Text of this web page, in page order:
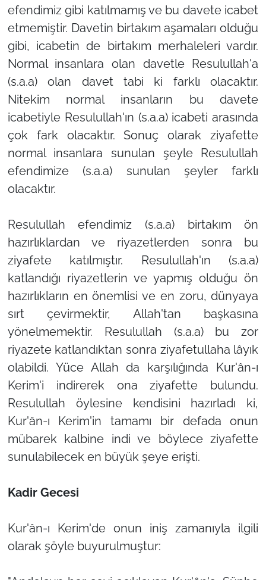
efendimiz gibi katılmamış ve bu davete icabet
etmemiştir. Davetin birtakım aşamaları olduğu
gibi, icabetin de birtakım merhaleleri vardır.
Normal insanlara olan davetle Resulullah'a
(s.a.a) olan davet tabi ki farklı olacaktır.
Nitekim normal insanların bu davete
icabetiyle Resulullah'ın (s.a.a) icabeti arasında
çok fark olacaktır. Sonuç olarak ziyafette
normal insanlara sunulan şeyle Resulullah
efendimize (s.a.a) sunulan şeyler farklı
olacaktır.
Resulullah efendimiz (s.a.a) birtakım ön
hazırlıklardan ve riyazetlerden sonra bu
ziyafete katılmıştır. Resulullah'ın (s.a.a)
katlandığı riyazetlerin ve yapmış olduğu ön
hazırlıkların en önemlisi ve en zoru, dünyaya
sırt çevirmektir, Allah'tan başkasına
yönelmemektir. Resulullah (s.a.a) bu zor
riyazete katlandıktan sonra ziyafetullaha lâyık
olabildi. Yüce Allah da karşılığında Kur'ân-ı
Kerim'i indirerek ona ziyafette bulundu.
Resulullah öylesine kendisini hazırladı ki,
Kur'ân-ı Kerim'in tamamı bir defada onun
mübarek kalbine indi ve böylece ziyafette
sunulabilecek en büyük şeye erişti.
Kadir Gecesi
Kur'ân-ı Kerim'de onun iniş zamanıyla ilgili
olarak şöyle buyurulmuştur: